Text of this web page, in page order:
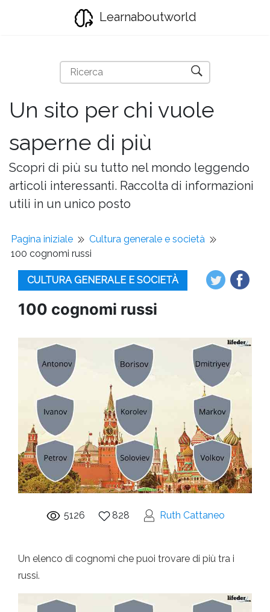
Learnaboutworld
Un sito per chi vuole
saperne di più
Scopri di più su tutto nel mondo leggendo
articoli interessanti. Raccolta di informazioni
utili in un unico posto
Pagina iniziale
Cultura generale e società
100 cognomi russi
CULTURA GENERALE E SOCIETÀ
100 cognomi russi
5126 828 Ruth Cattaneo
Un elenco di cognomi che puoi trovare di più tra i
russi.